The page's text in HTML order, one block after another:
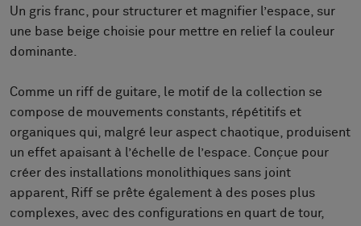
Installation
Entretien
Nos collaborations
FAQ
À propos de nous
Contact
Un gris franc, pour structurer et magnifier l’espace, sur
une base beige choisie pour mettre en relief la couleur
dominante.
Comme un riff de guitare, le motif de la collection se
compose de mouvements constants, répétitifs et
organiques qui, malgré leur aspect chaotique, produisent
un effet apaisant à l’échelle de l’espace. Conçue pour
créer des installations monolithiques sans joint
apparent, Riff se prête également à des poses plus
complexes, avec des configurations en quart de tour,